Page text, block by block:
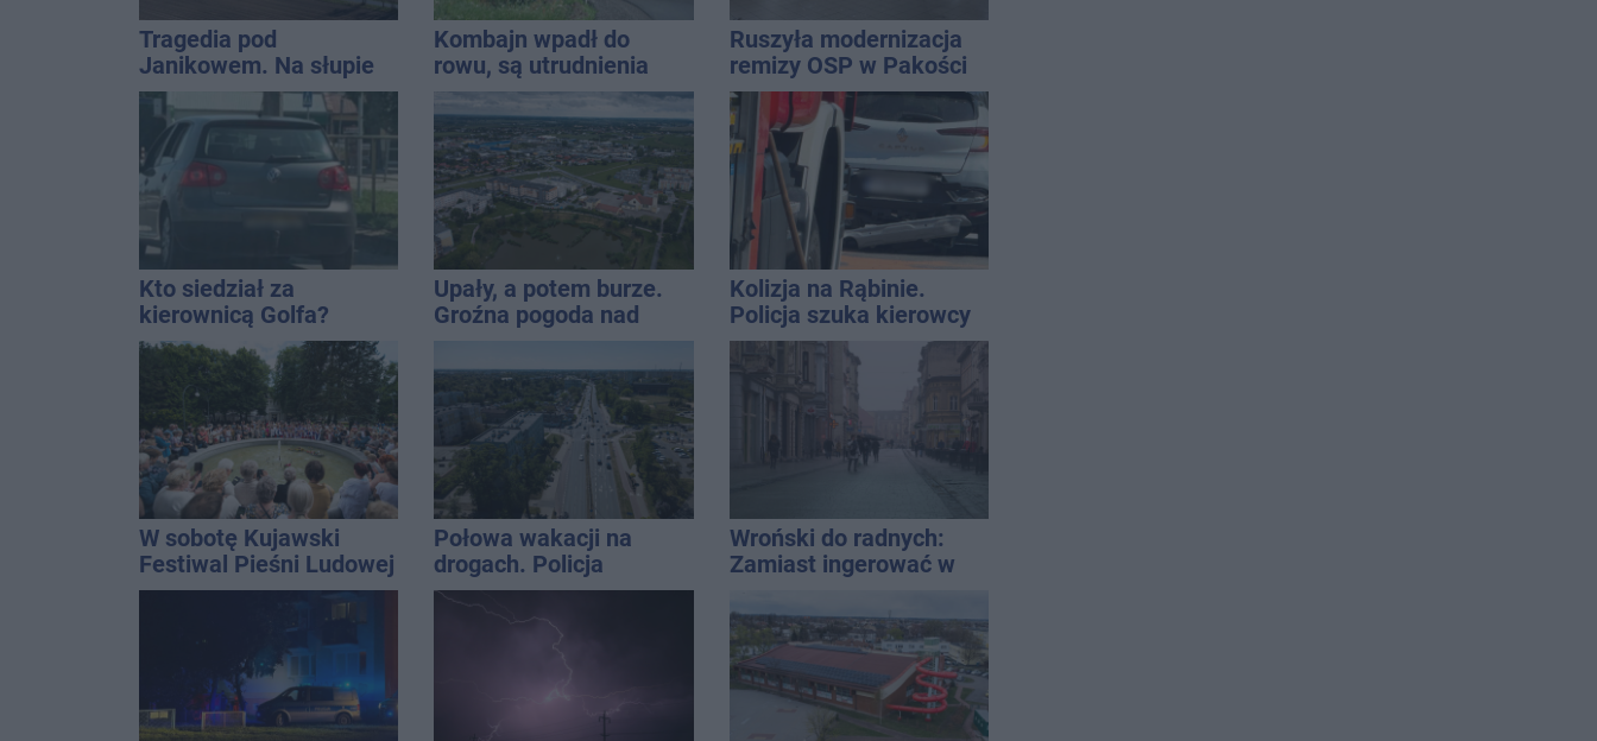
Tragedia pod
Janikowem. Na słupie
energetycznym
znaleziono ciało
mężczyzny
Kombajn wpadł do
rowu, są utrudnienia
Ruszyła modernizacja
remizy OSP w Pakości
Kto siedział za
kierownicą Golfa?
Kierowca zbiegł po
Upały, a potem burze.
Groźna pogoda nad
Kolizja na Rąbinie.
Policja szuka kierowcy
Golfa
W sobotę Kujawski
Festiwal Pieśni Ludowej
Połowa wakacji na
drogach. Policja
podsumowała lipiec
Wroński do radnych:
Zamiast ingerować w
zajmijcie się
gospodarką